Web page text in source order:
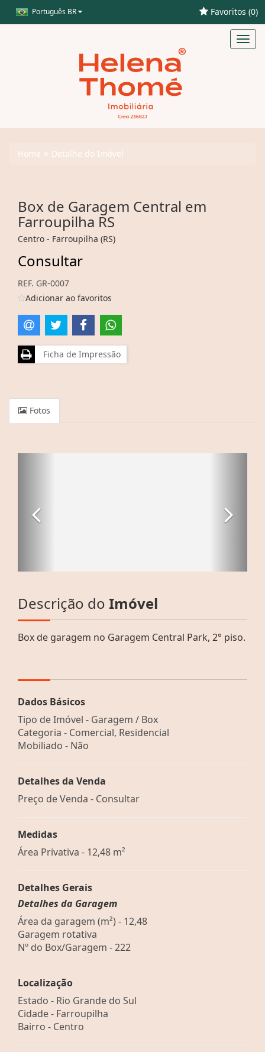
Português BR Favoritos (0)
Home Detalhe do Imóvel
Box de Garagem Central em
Farroupilha RS
Centro - Farroupilha (RS)
Consultar
REF. GR-0007
Adicionar ao favoritos
Ficha de Impressão
Fotos
Descrição do Imóvel
Box de garagem no Garagem Central Park, 2° piso.
Dados Básicos
Tipo de Imóvel - Garagem / Box
Categoria - Comercial, Residencial
Mobiliado - Não
Detalhes da Venda
Preço de Venda - Consultar
Medidas
Área Privativa - 12,48 m²
Detalhes Gerais
Detalhes da Garagem
Área da garagem (m²) - 12,48
Garagem rotativa
Nº do Box/Garagem - 222
Localização
Estado - Rio Grande do Sul
Cidade - Farroupilha
Bairro - Centro